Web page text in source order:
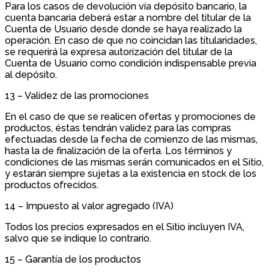
Para los casos de devolución vía depósito bancario, la
cuenta bancaria deberá estar a nombre del titular de la
Cuenta de Usuario desde donde se haya realizado la
operación. En caso de que no coincidan las titularidades,
se requerirá la expresa autorización del titular de la
Cuenta de Usuario como condición indispensable previa
al depósito.
13 – Validez de las promociones
En el caso de que se realicen ofertas y promociones de
productos, éstas tendrán validez para las compras
efectuadas desde la fecha de comienzo de las mismas,
hasta la de finalización de la oferta. Los términos y
condiciones de las mismas serán comunicados en el Sitio,
y estarán siempre sujetas a la existencia en stock de los
productos ofrecidos.
14 – Impuesto al valor agregado (IVA)
Todos los precios expresados en el Sitio incluyen IVA,
salvo que se indique lo contrario.
15 – Garantía de los productos